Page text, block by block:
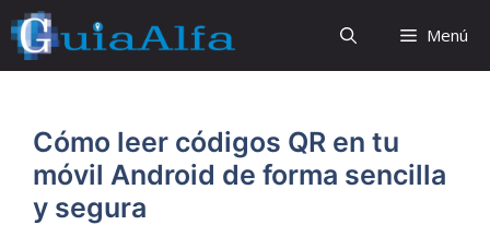
Saltar
al
contenido
Menú
Cómo leer códigos QR en tu
móvil Android de forma sencilla
y segura